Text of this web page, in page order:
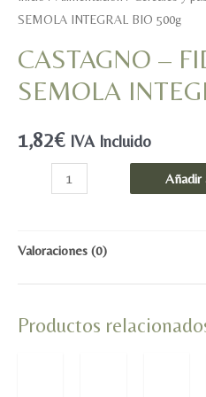
SEMOLA INTEGRAL BIO 500g
CASTAGNO –
SEMOLA
1,82€ IVA Incluido
CASTAGNO
DE
BIO
Añadir
Valoraciones (0)
Productos